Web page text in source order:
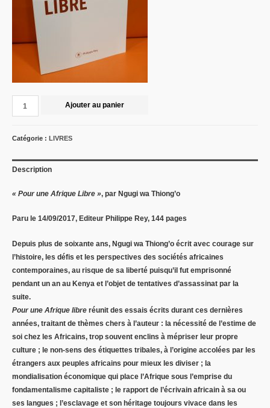
Ajouter au panier
Catégorie : LIVRES
Description
« Pour une Afrique Libre », par Ngugi wa Thiong’o
Paru le 14/09/2017, Editeur Philippe Rey, 144 pages
Depuis plus de soixante ans, Ngugi wa Thiong’o écrit avec courage sur
l’histoire, les défis et les perspectives des sociétés africaines
contemporaines, au risque de sa liberté puisqu’il fut emprisonné
pendant un an au Kenya et l’objet de tentatives d’assassinat par la
suite.
Pour une Afrique libre réunit des essais écrits durant ces dernières
années, traitant de thèmes chers à l’auteur : la nécessité de l’estime de
soi chez les Africains, trop souvent enclins à mépriser leur propre
culture ; le non-sens des étiquettes tribales, à l’origine accolées par les
étrangers aux peuples africains pour mieux les diviser ; la
mondialisation économique qui place l’Afrique sous l’emprise du
fondamentalisme capitaliste ; le rapport de l’écrivain africain à sa ou
ses langues ; l’esclavage et son héritage toujours vivace dans les